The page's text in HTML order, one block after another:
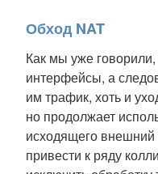
Обход NAT
Как мы уже
интерфейсы, а
им трафик, хоть и
но продолжает
исходящего
привести к ряду